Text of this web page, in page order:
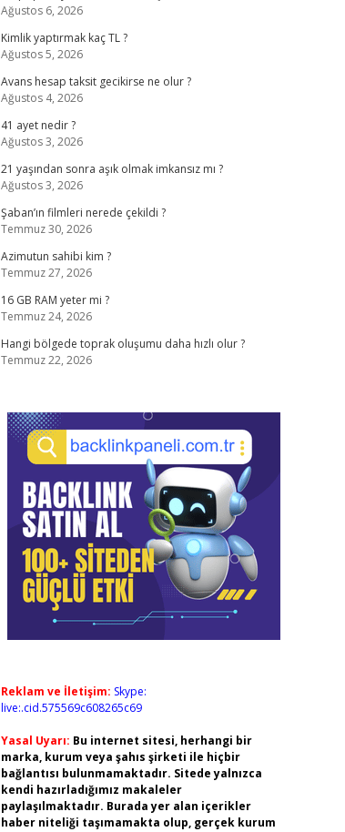
Ağustos 6, 2026
Kimlik yaptırmak kaç TL ?
Ağustos 5, 2026
Avans hesap taksit gecikirse ne olur ?
Ağustos 4, 2026
41 ayet nedir ?
Ağustos 3, 2026
21 yaşından sonra aşık olmak imkansız mı ?
Ağustos 3, 2026
Şaban’ın filmleri nerede çekildi ?
Temmuz 30, 2026
Azimutun sahibi kim ?
Temmuz 27, 2026
16 GB RAM yeter mi ?
Temmuz 24, 2026
Hangi bölgede toprak oluşumu daha hızlı olur ?
Temmuz 22, 2026
Reklam ve İletişim: Skype:
live:.cid.575569c608265c69
Yasal Uyarı: Bu internet sitesi, herhangi bir
marka, kurum veya şahıs şirketi ile hiçbir
bağlantısı bulunmamaktadır. Sitede yalnızca
kendi hazırladığımız makaleler
paylaşılmaktadır. Burada yer alan içerikler
haber niteliği taşımamakta olup, gerçek kurum